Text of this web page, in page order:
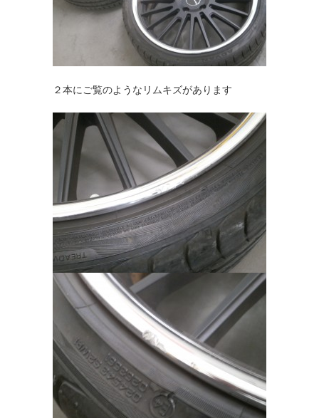
２本にご覧のようなリムキズがあります